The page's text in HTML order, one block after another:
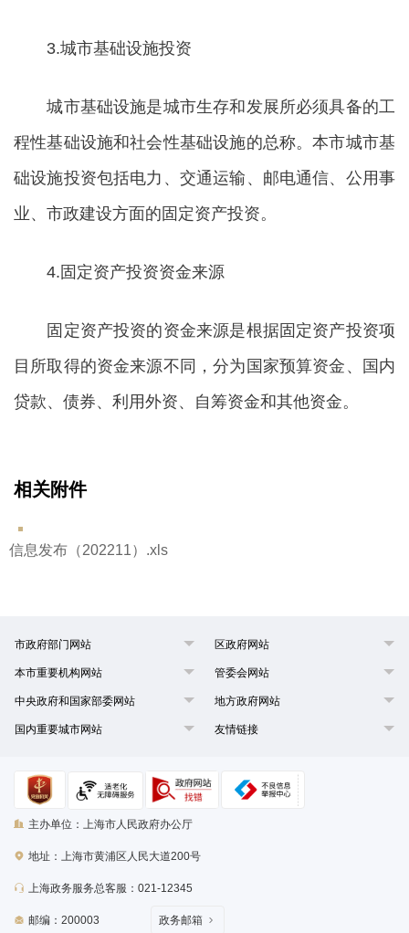
3.城市基础设施投资
城市基础设施是城市生存和发展所必须具备的工
程性基础设施和社会性基础设施的总称。本市城市基
础设施投资包括电力、交通运输、邮电通信、公用事
业、市政建设方面的固定资产投资。
4.固定资产投资资金来源
固定资产投资的资金来源是根据固定资产投资项
目所取得的资金来源不同，分为国家预算资金、国内
贷款、债券、利用外资、自筹资金和其他资金。
相关附件
信息发布（202211）.xls
市政府部门网站 区政府网站
本市重要机构网站 管委会网站
中央政府和国家部委网站 地方政府网站
国内重要城市网站 友情链接
主办单位：上海市人民政府办公厅
地址：上海市黄浦区人民大道200号
上海政务服务总客服：021-12345
邮编：200003 政务邮箱